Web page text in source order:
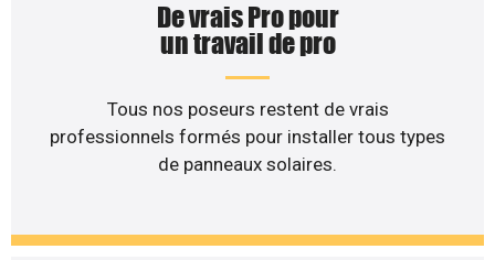
De vrais Pro pour
un travail de pro
Tous nos poseurs restent de vrais
professionnels formés pour installer tous types
de panneaux solaires.